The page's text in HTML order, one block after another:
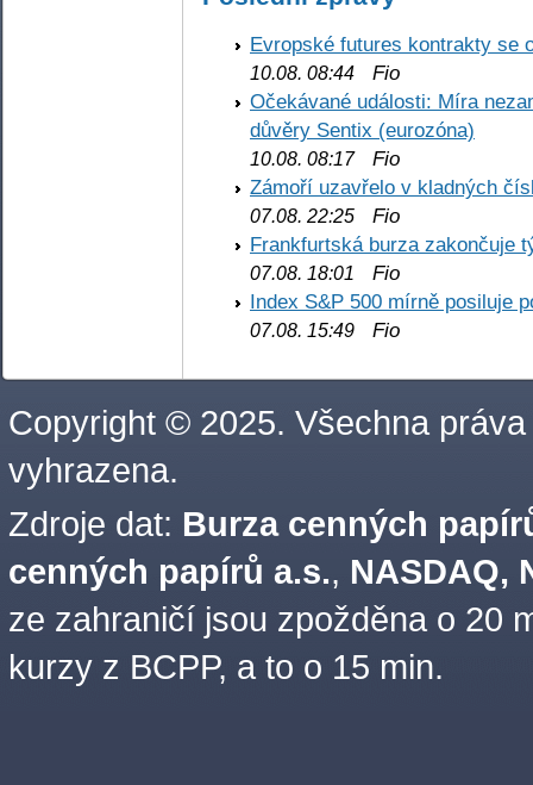
Evropské futures kontrakty se
10.08. 08:44 Fio
Očekávané události: Míra
důvěry Sentix (eurozóna)
10.08. 08:17Fio
Zámoří uzavřelo v kladných
07.08. 22:25 Fio
Frankfurtská burza zakončuje
07.08. 18:01
Fio
Index S&P 500 mírně posiluje
07.08. 15:49 Fio
Copyright © 2025. Všechna práva
vyhrazena.
Zdroje dat: Burza cenných
cenných papírů a.s., NASDAQ,
ze zahraničí jsou zpožděna o 20
kurzy z BCPP, a to o 15 min.